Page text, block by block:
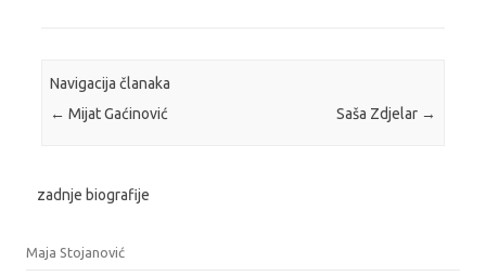
Navigacija članaka
← Mijat Gaćinović Saša Zdjelar →
zadnje biografije
Maja Stojanović